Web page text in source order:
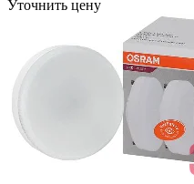
Уточнить цену